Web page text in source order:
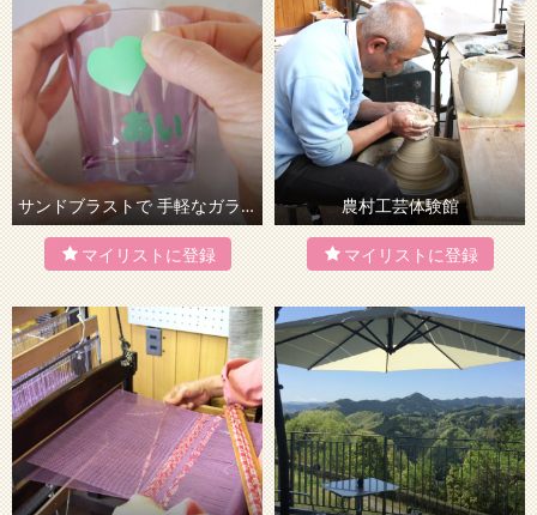
サンドブラストで 手軽なガラス細工 農村工芸体験館